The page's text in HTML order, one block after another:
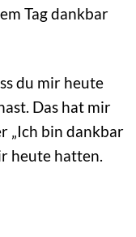
Tag dankbar
du mir heute
Das hat mir
„Ich bin dankbar
heute hatten.